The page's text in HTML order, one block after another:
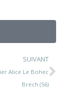
SUIVANT
Alice Le Bohec
Brech (56)